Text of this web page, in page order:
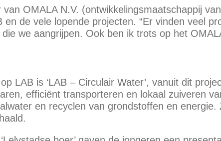
OMALA N.V. (ontwikkelingsmaatschappij
en de vele lopende projecten. “Er vinden veel
we aangrijpen. Ook ben ik trots op het
LAB is ‘LAB – Circulair Water’, vanuit dit
efficiënt transporteren en lokaal zuiveren
en recyclen van grondstoffen en